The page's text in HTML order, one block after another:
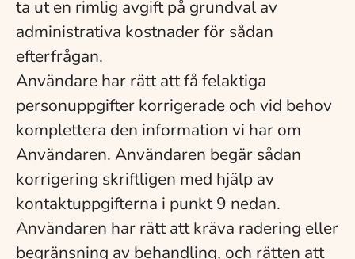
ta ut en rimlig avgift på grundval av
administrativa kostnader för sådan
efterfrågan.
Användare har rätt att få felaktiga
personuppgifter korrigerade och vid behov
komplettera den information vi har om
Användaren. Användaren begär sådan
korrigering skriftligen med hjälp av
kontaktuppgifterna i punkt 9 nedan.
Användaren har rätt att kräva radering eller
begränsning av behandling, och rätten att